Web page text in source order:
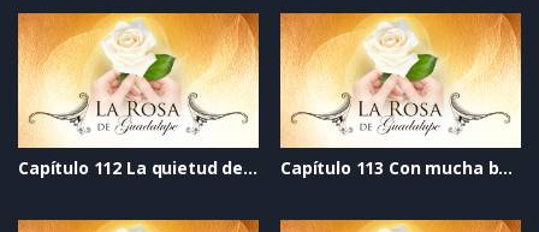
Capítulo 112 La quietud del viento Capítulo 113 Con mucha bateria